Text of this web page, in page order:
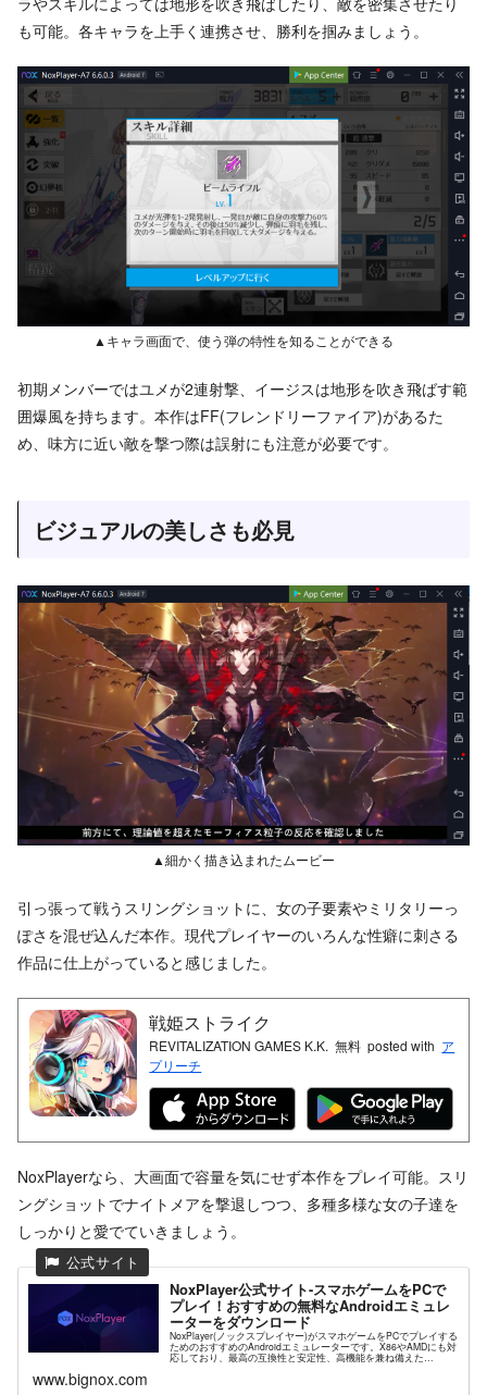
も可能。各キャラを上手く連携させ、勝利を掴みましょう。
▲キャラ画面で、使う弾の特性を知ることができる
初期メンバーではユメが2連射撃、イージスは地形を吹き飛ばす範
囲爆風を持ちます。本作はFF(フレンドリーファイア)があるた
め、味方に近い敵を撃つ際は誤射にも注意が必要です。
ビジュアルの美しさも必見
▲細かく描き込まれたムービー
引っ張って戦うスリングショットに、女の子要素やミリタリーっ
ぽさを混ぜ込んだ本作。現代プレイヤーのいろんな性癖に刺さる
作品に仕上がっていると感じました。
戦姫ストライク
REVITALIZATION GAMES K.K. 無料 posted with ア
プリーチ
NoxPlayerなら、大画面で容量を気にせず本作をプレイ可能。スリ
ングショットでナイトメアを撃退しつつ、多種多様な女の子達を
しっかりと愛でていきましょう。
NoxPlayer公式サイト-スマホゲームをPCで
プレイ！おすすめの無料なAndroidエミュレ
ーターをダウンロード
NoxPlayer(ノックスプレイヤー)がスマホゲームをPCでプレイする
ためのおすすめのAndroidエミュレーターです。X86やAMDにも対
応しており、最高の互換性と安定性、高機能を兼ね備えた
www.bignox.com